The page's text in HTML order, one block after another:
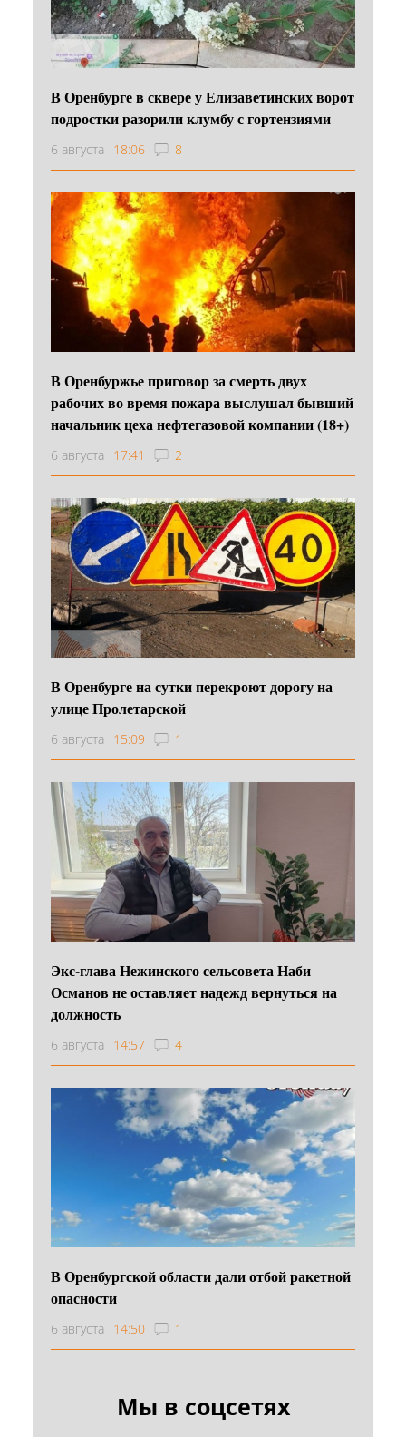
В Оренбурге в сквере у Елизаветинских ворот
подростки разорили клумбу с гортензиями
6 августа 18:06 8
В Оренбуржье приговор за смерть двух
рабочих во время пожара выслушал бывший
начальник цеха нефтегазовой компании (18+)
6 августа 17:41 2
В Оренбурге на сутки перекроют дорогу на
улице Пролетарской
6 августа 15:09 1
Экс-глава Нежинского сельсовета Наби
Османов не оставляет надежд вернуться на
должность
6 августа 14:57 4
В Оренбургской области дали отбой ракетной
опасности
6 августа 14:50 1
Мы в соцсетях